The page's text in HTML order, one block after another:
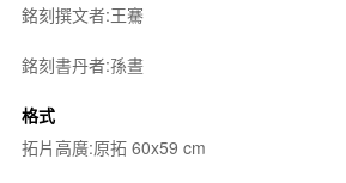
銘刻撰文者:王騫
銘刻書丹者:孫晝
格式
拓片高廣:原拓 60x59 cm